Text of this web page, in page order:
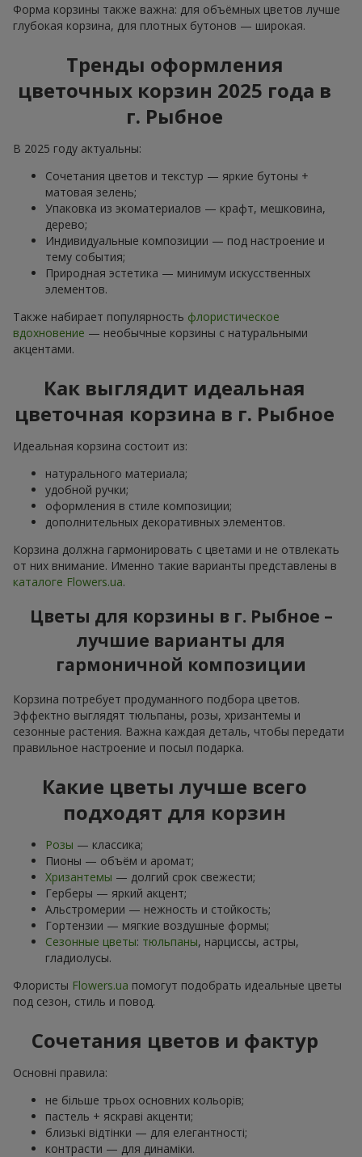
Форма корзины также важна: для объёмных цветов лучше
глубокая корзина, для плотных бутонов — широкая.
Тренды оформления
цветочных корзин 2025 года в
г. Рыбное
В 2025 году актуальны:
Сочетания цветов и текстур — яркие бутоны +
матовая зелень;
Упаковка из экоматериалов — крафт, мешковина,
дерево;
Индивидуальные композиции — под настроение и
тему события;
Природная эстетика — минимум искусственных
элементов.
Также набирает популярность флористическое
вдохновение — необычные корзины с натуральными
акцентами.
Как выглядит идеальная
цветочная корзина в г. Рыбное
Идеальная корзина состоит из:
натурального материала;
удобной ручки;
оформления в стиле композиции;
дополнительных декоративных элементов.
Корзина должна гармонировать с цветами и не отвлекать
от них внимание. Именно такие варианты представлены в
каталоге Flowers.ua.
Цветы для корзины в г. Рыбное –
лучшие варианты для
гармоничной композиции
Корзина потребует продуманного подбора цветов.
Эффектно выглядят тюльпаны, розы, хризантемы и
сезонные растения. Важна каждая деталь, чтобы передати
правильное настроение и посыл подарка.
Какие цветы лучше всего
подходят для корзин
Розы — классика;
Пионы — объём и аромат;
Хризантемы — долгий срок свежести;
Герберы — яркий акцент;
Альстромерии — нежность и стойкость;
Гортензии — мягкие воздушные формы;
Сезонные цветы: тюльпаны, нарциссы, астры,
гладиолусы.
Флористы Flowers.ua помогут подобрать идеальные цветы
под сезон, стиль и повод.
Сочетания цветов и фактур
Основні правила:
не більше трьох основних кольорів;
пастель + яскраві акценти;
близькі відтінки — для елегантності;
контрасти — для динаміки.